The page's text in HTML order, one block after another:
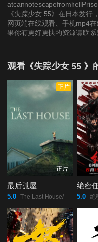
《失踪少女 55》在日本发
网页端在线观看、手机mp4
果你有更好更快的资源请联系
观看《失踪少女 55 》
正片
正片
最后孤屋
5.0 The Last House/
绝密
5.0 绝